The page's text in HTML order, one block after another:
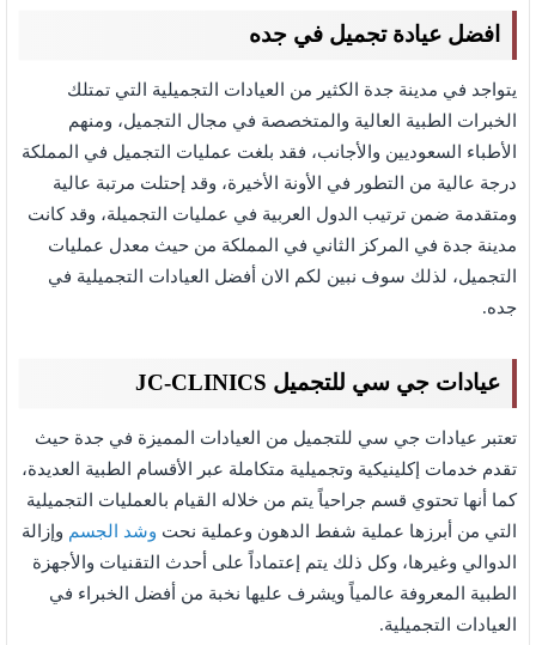
افضل عيادة تجميل في جده
يتواجد في مدينة جدة الكثير من العيادات التجميلية التي تمتلك
الخبرات الطبية العالية والمتخصصة في مجال التجميل، ومنهم
الأطباء السعوديين والأجانب، فقد بلغت عمليات التجميل في المملكة
درجة عالية من التطور في الأونة الأخيرة، وقد إحتلت مرتبة عالية
ومتقدمة ضمن ترتيب الدول العربية في عمليات التجميلة، وقد كانت
مدينة جدة في المركز الثاني في المملكة من حيث معدل عمليات
التجميل، لذلك سوف نبين لكم الان أفضل العيادات التجميلية في
جده.
عيادات جي سي للتجميل JC-CLINICS
تعتبر عيادات جي سي للتجميل من العيادات المميزة في جدة حيث
تقدم خدمات إكلينيكية وتجميلية متكاملة عبر الأقسام الطبية العديدة،
كما أنها تحتوي قسم جراحياً يتم من خلاله القيام بالعمليات التجميلية
التي من أبرزها عملية شفط الدهون وعملية نحت وشد الجسم وإزالة
الدوالي وغيرها، وكل ذلك يتم إعتماداً على أحدث التقنيات والأجهزة
الطبية المعروفة عالمياً ويشرف عليها نخبة من أفضل الخبراء في
العيادات التجميلية.